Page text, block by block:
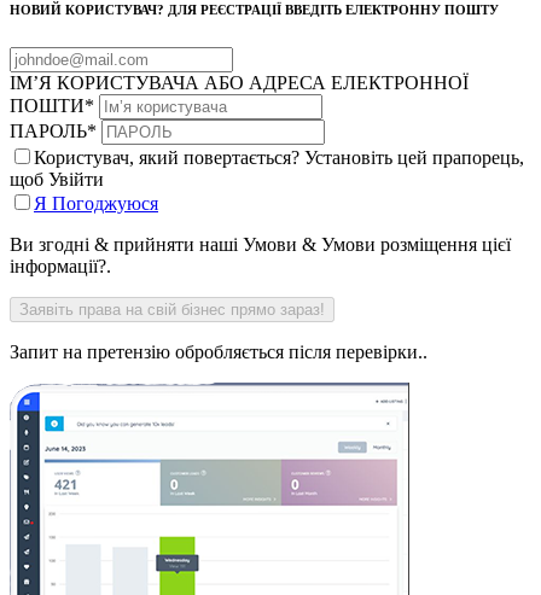
НОВИЙ КОРИСТУВАЧ? ДЛЯ РЕЄСТРАЦІЇ ВВЕДІТЬ ЕЛЕКТРОННУ ПОШТУ
ІМ’Я КОРИСТУВАЧА АБО АДРЕСА ЕЛЕКТРОННОЇ
ПОШТИ*
ПАРОЛЬ*
Користувач, який повертається? Установіть цей прапорець,
щоб Увійти
Я Погоджуюся
Ви згодні & прийняти наші Умови & Умови розміщення цієї
інформації?.
Запит на претензію обробляється після перевірки..